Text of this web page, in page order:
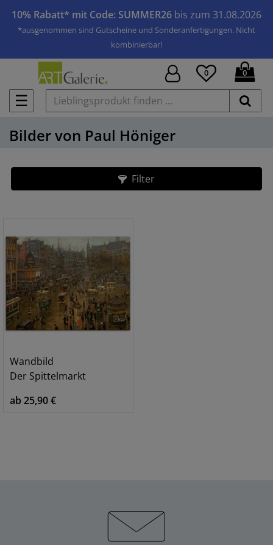
10% Rabatt* mit Code: SUMMER26 bis zum 31.08.2026
*ausgenommen sind Gutscheine und Sonderanfertigungen. Nicht
kombinierbar!
☰
0 0
Bilder von Paul Höniger
Filter
Wandbild
Der Spittelmarkt
ab 25,90 €